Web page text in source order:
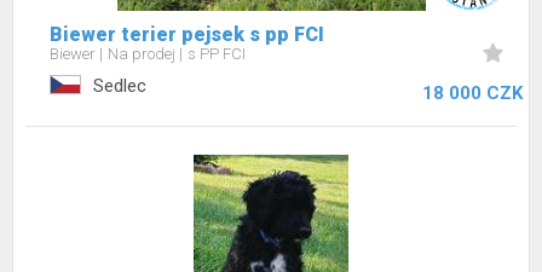
Biewer terier pejsek s pp FCI
Biewer Na prodej s PP FCI
Sedlec 18 000 CZK